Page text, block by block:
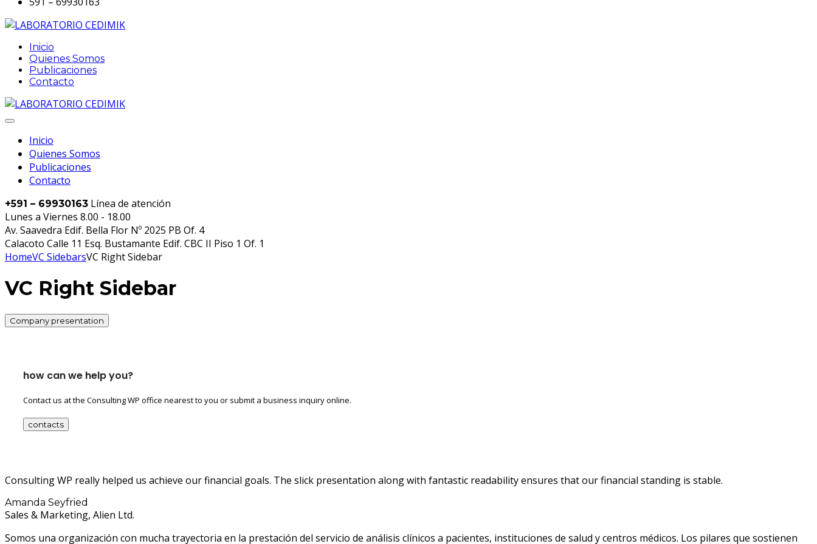
Inicio
Quienes Somos
Publicaciones
Contacto
Inicio
Quienes Somos
Publicaciones
Contacto
+591 – 69930163 Línea de atención
Lunes a Viernes 8.00 - 18.00
Av. Saavedra Edif. Bella Flor Nº 2025 PB Of. 4
Calacoto Calle 11 Esq. Bustamante Edif. CBC II Piso 1 Of. 1
HomeVC SidebarsVC Right Sidebar
VC Right Sidebar
Company presentation
how can we help you?
Contact us at the Consulting WP office nearest to you or submit a business inquiry online.
contacts
Consulting WP really helped us achieve our financial goals. The slick presentation along with fantastic readability ensures that our financial standing is stable.
Amanda Seyfried
Sales & Marketing, Alien Ltd.
Somos una organización con mucha trayectoria en la prestación del servicio de análisis clínicos a pacientes, instituciones de salud y centros médicos. Los pilares que sostienen